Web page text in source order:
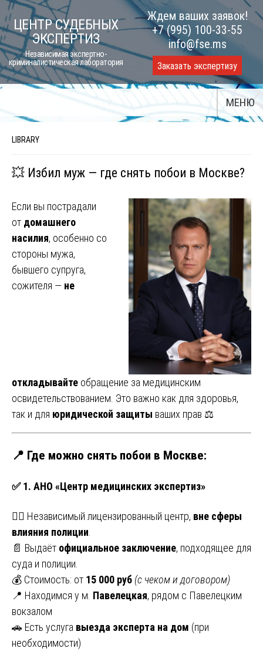
Skip
to
content
ЦЕНТР СУДЕБНЫХ
ЭКСПЕРТИЗ
Независимая экспертно-
криминалистическая лаборатория
Ждем ваших заявок!
+7 (995) 100-33-55
info@fse.ms
Заказать экспертизу
МЕНЮ
LIBRARY
💥 Избил муж — где снять побои в Москве?
Если вы пострадали
от домашнего
насилия, особенно со
стороны мужа,
бывшего супруга,
сожителя — не
откладывайте обращение за медицинским
освидетельствованием. Это важно как для здоровья,
так и для юридической защиты ваших прав ⚖️
📍 Где можно снять побои в Москве:
✅1. АНО «Центр медицинских экспертиз»
👩‍⚕️ Независимый лицензированный центр, вне сферы
влияния полиции
📄 Выдаёт официальное заключение, подходящее для
суда и полиции.
💰 Стоимость: от 15 000 руб (с чеком и договором)
📍 Находимся у м. Павелецкая, рядом с Павелецким
вокзалом
🚗 Есть услуга выезда эксперта на дом (при
необходимости)